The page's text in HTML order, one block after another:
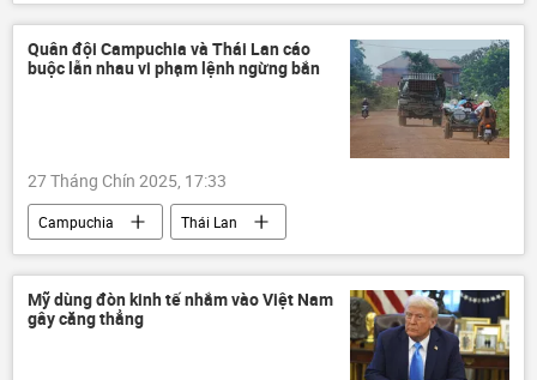
Thế giới thông tin vô địch
Quân đội Campuchia và Thái Lan cáo
buộc lẫn nhau vi phạm lệnh ngừng bắn
27 Tháng Chín 2025, 17:33
Campuchia
Thái Lan
xung đột quân sự
tranh chấp lãnh thổ
thông tin
Thế giới
Quân sự
quân đội
Mỹ dùng đòn kinh tế nhắm vào Việt Nam
gây căng thẳng